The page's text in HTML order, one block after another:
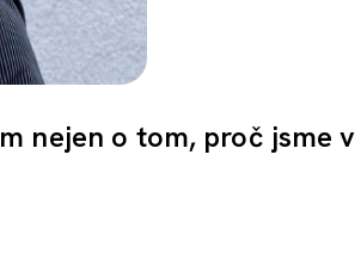
nejen o tom, proč jsme v